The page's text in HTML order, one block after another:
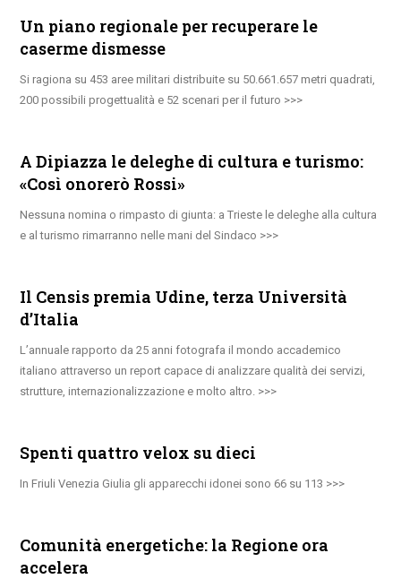
Un piano regionale per recuperare le
caserme dismesse
Si ragiona su 453 aree militari distribuite su 50.661.657 metri quadrati,
200 possibili progettualità e 52 scenari per il futuro
A Dipiazza le deleghe di cultura e turismo:
«Così onorerò Rossi»
Nessuna nomina o rimpasto di giunta: a Trieste le deleghe alla cultura
e al turismo rimarranno nelle mani del Sindaco
Il Censis premia Udine, terza Università
d’Italia
L’annuale rapporto da 25 anni fotografa il mondo accademico
italiano attraverso un report capace di analizzare qualità dei servizi,
strutture, internazionalizzazione e molto altro.
Spenti quattro velox su dieci
In Friuli Venezia Giulia gli apparecchi idonei sono 66 su 113
Comunità energetiche: la Regione ora
accelera